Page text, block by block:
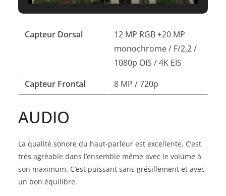
Capteur Dorsal
12 MP RGB +20 MP
monochrome / F/2,2 /
1080p OIS / 4K EIS
Capteur Frontal
8 MP / 720p
AUDIO
La qualité sonore du haut-parleur est excellente. C’est
très agréable dans l’ensemble même avec le volume à
son maximum. C’est puissant sans grésillement et avec
un bon équilibre.